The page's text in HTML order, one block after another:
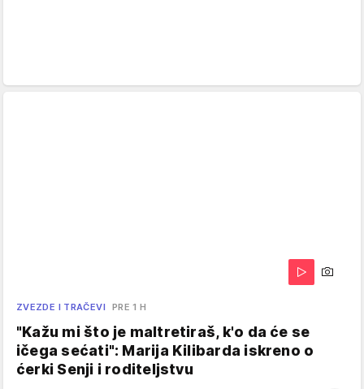
ZVEZDE I TRAČEVI PRE 1 H
"Kažu mi što je maltretiraš, k'o da će se
ičega sećati": Marija Kilibarda iskreno o
ćerki Senji i roditeljstvu